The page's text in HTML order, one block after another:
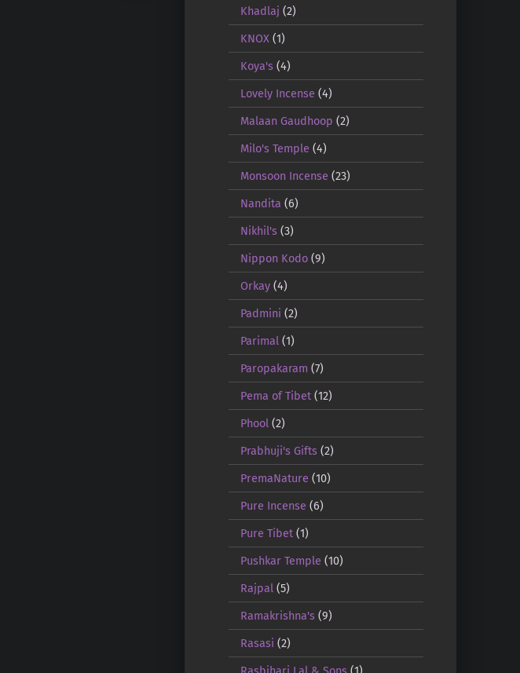
Khadlaj (2)
KNOX (1)
Koya's(4)
Lovely Incense (4)
Malaan Gaudhoop (2)
Milo's Temple (4)
Monsoon Incense (23)
Nandita (6)
Nikhil's(3)
Nippon Kodo(9)
Orkay(4)
Padmini (2)
Parimal (1)
Paropakaram (7)
Pema of Tibet(12)
Phool (2)
Prabhuji's Gifts(2)
PremaNature (10)
Pure Incense (6)
Pure Tibet(1)
Pushkar Temple (10)
Rajpal (5)
Ramakrishna's(9)
Rasasi (2)